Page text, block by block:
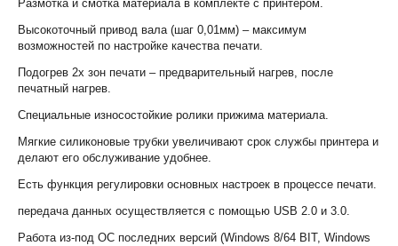
Размотка и смотка материала в комплекте с принтером.
Высокоточный привод вала (шаг 0,01мм) – максимум
возможностей по настройке качества печати.
Подогрев 2х зон печати – предварительный нагрев, после
печатный нагрев.
Специальные износостойкие ролики прижима материала.
Мягкие силиконовые трубки увеличивают срок службы принтера и
делают его обслуживание удобнее.
Есть функция регулировки основных настроек в процессе печати.
передача данных осуществляется с помощью USB 2.0 и 3.0.
Работа из-под ОС последних версий (Windows 8/64 BIT, Windows